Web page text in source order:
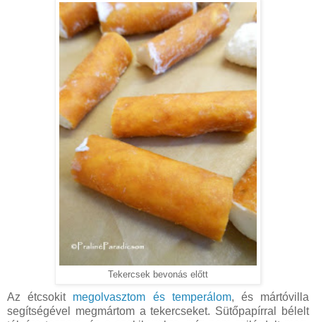
Tekercsek bevonás előtt
Az étcsokit megolvasztom és temperálom, és mártóvilla
segítségével megmártom a tekercseket. Sütőpapírral bélelt